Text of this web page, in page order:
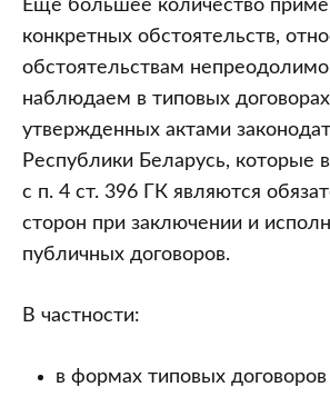
Еще большее количество
конкретных обстоятельств,
обстоятельствам
наблюдаем в типовых
утвержденных актами
Республики Беларусь, которые
с п. 4 ст. 396 ГК являются
сторон при заключении и
публичных договоров.
В частности:
в формах типовых договоров